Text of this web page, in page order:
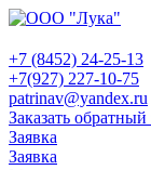
+7 (8452) 24-25-13
+7(927) 227-10-75
patrinav@yandex.ru
Заказать
Заявка
Заявка